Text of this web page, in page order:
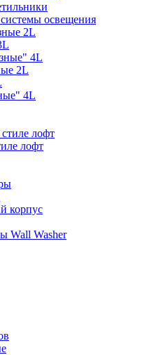
освещения
2L
4L
2L
4L
лофт
корпус
Wall Washer